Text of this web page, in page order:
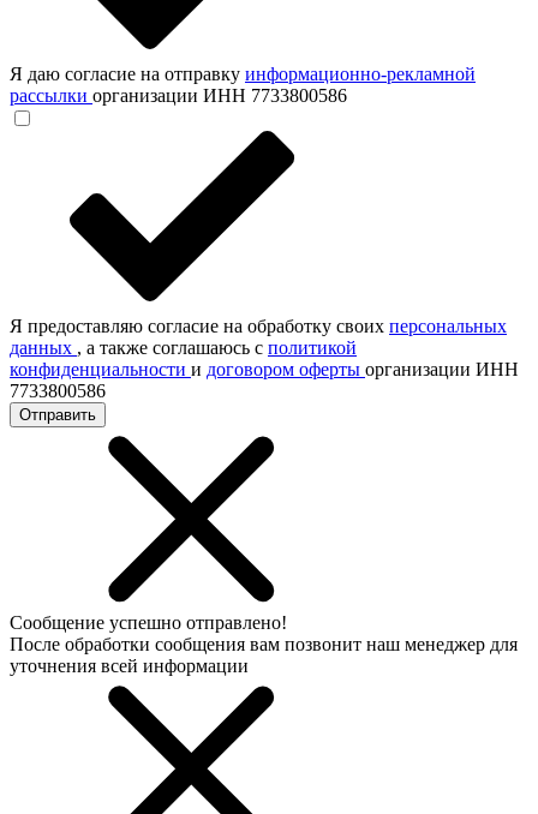
Я даю согласие на отправку информационно-рекламной
рассылки организации ИНН 7733800586
Я предоставляю согласие на обработку своих персональных
данных , а также соглашаюсь с политикой
конфиденциальности и договором оферты организации ИНН
7733800586
Отправить
Сообщение успешно отправлено!
После обработки сообщения вам позвонит наш менеджер для
уточнения всей информации